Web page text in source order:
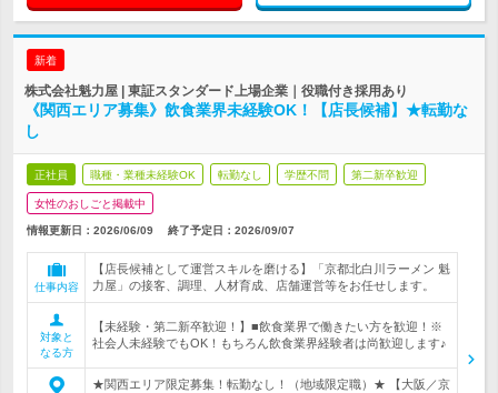
新着
株式会社魁力屋 | 東証スタンダード上場企業｜役職付き採用あり
《関西エリア募集》飲食業界未経験OK！【店長候補】★転勤な
し
正社員 職種・業種未経験OK 転勤なし 学歴不問 第二新卒歓迎
女性のおしごと掲載中
情報更新日：2026/06/09 終了予定日： 2026/09/07
仕事内容
【店長候補として運営スキルを磨ける】「京都北白川ラーメン 魁
力屋」の接客、調理、人材育成、店舗運営等をお任せします。
対象と
なる方
【未経験・第二新卒歓迎！】■飲食業界で働きたい方を歓迎！※
社会人未経験でもOK！もちろん飲食業界経験者は尚歓迎します♪
★関西エリア限定募集！転勤なし！（地域限定職）★ 【大阪／京